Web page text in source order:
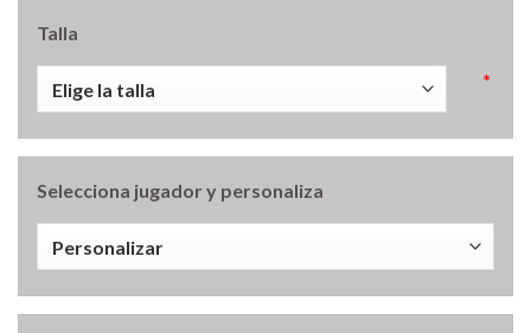
Talla
*
Selecciona jugador y personaliza